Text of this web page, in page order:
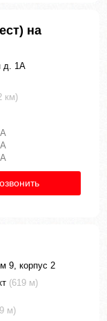
на
д. 1А
км)
9, корпус 2
(619 м)
м)